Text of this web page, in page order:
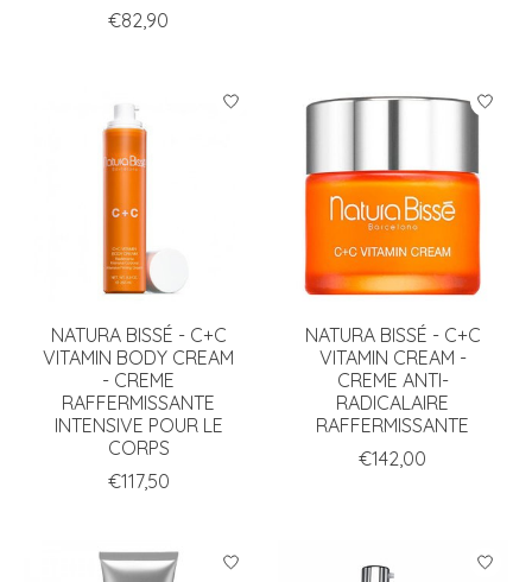
€82,90
NATURA BISSÉ - C+C
VITAMIN BODY CREAM
- CREME
RAFFERMISSANTE
INTENSIVE POUR LE
CORPS
€117,50
NATURA BISSÉ - C+C
VITAMIN CREAM -
CREME ANTI-
RADICALAIRE
RAFFERMISSANTE
€142,00